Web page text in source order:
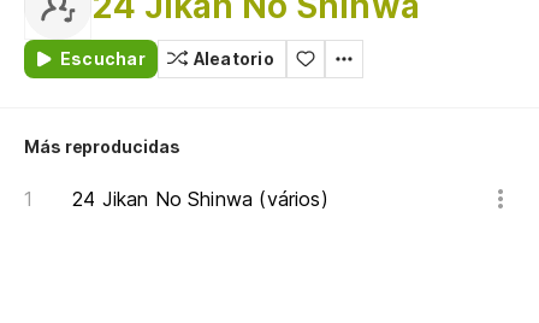
Escuchar Aleatorio
Más reproducidas
24 Jikan No Shinwa (vários)